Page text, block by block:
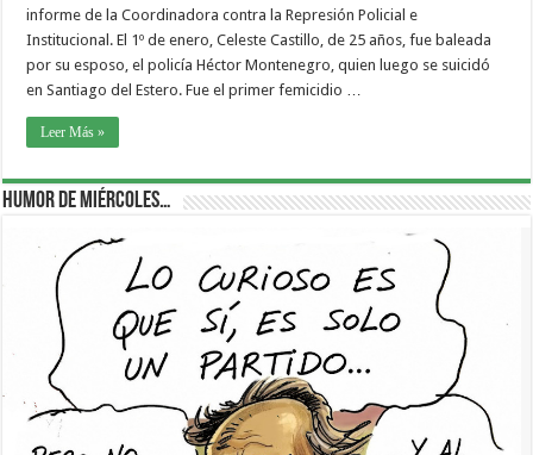
informe de la Coordinadora contra la Represión Policial e
Institucional. El 1º de enero, Celeste Castillo, de 25 años, fue baleada
por su esposo, el policía Héctor Montenegro, quien luego se suicidó
en Santiago del Estero. Fue el primer femicidio …
Leer Más »
Humor de Miércoles…